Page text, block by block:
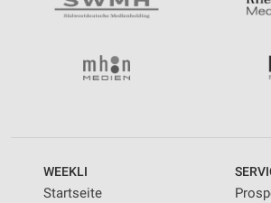
WEEKLI
Startseite